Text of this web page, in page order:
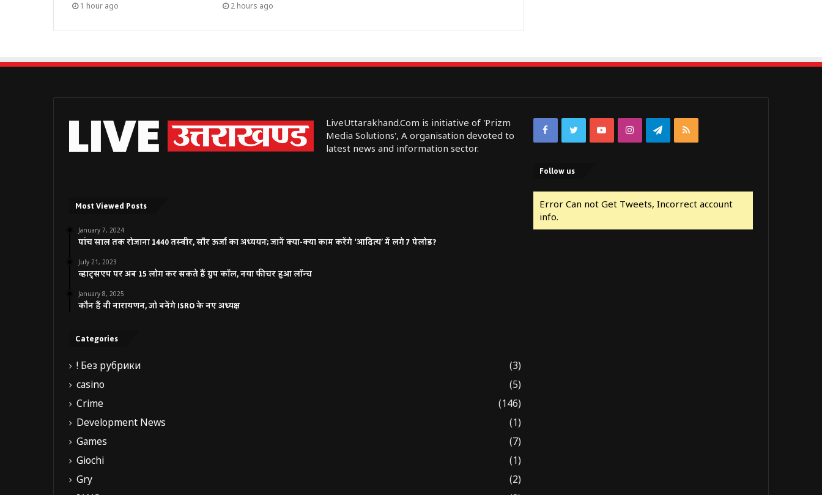
1 hour ago 2 hours ago
LiveUttarakhand.Com is initiative of 'Prizm
Media Solutions', A organisation devoted to
latest news and information sector.
Most Viewed Posts
January 7, 2024
पांच साल तक रोजाना 1440 तस्वीर, सौर ऊर्जा का अध्ययन; जानें क्या-क्या काम करेंगे ‘आदित्य’ में लगे 7 पेलोड?
July 21, 2023
व्हाट्सएप पर अब 15 लोग कर सकते हैं ग्रुप कॉल, नया फीचर हुआ लॉन्च
January 8, 2025
कौन हैं वी नारायणन, जो बनेंगे ISRO के नए अध्यक्ष
Categories
! Без рубрики
(3)
casino
(5)
Crime
(146)
Development News
(1)
Games
(7)
Giochi
(1)
Gry
(2)
FacebookTwitterYouTubeInstagramTelegram
RSS
Follow us
Error Can not Get Tweets, Incorrect account
info.